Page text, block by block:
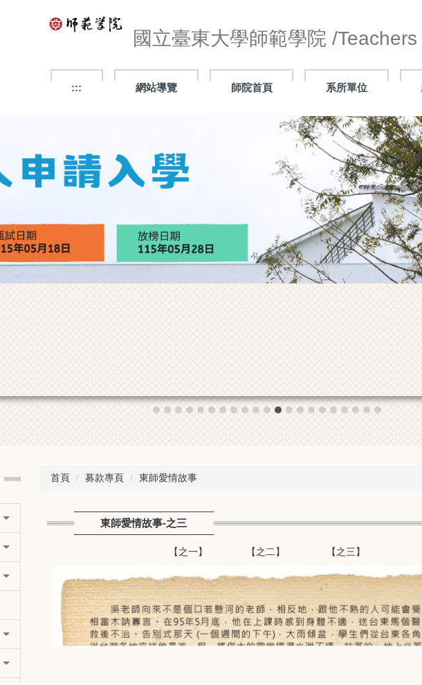
國立臺東大學師範學院 /
::: 網站導覽 師院首頁 系所單位
首頁 募款專頁 東師愛情故事
東師愛情故事-之三
【之一】 【之二】 【之三】